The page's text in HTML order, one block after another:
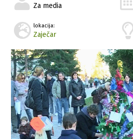
Za media
lokacija:
Zaječar